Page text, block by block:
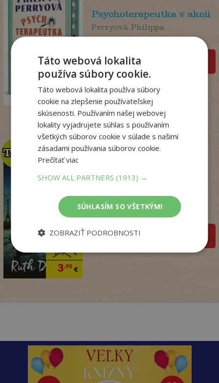
22,90€
18,09
Psychoterapeutka v akcii
Perryová Philippa
pridať do košíka
14 €
3,95€
TOP
TOP
Na sklade
pridať do košíka
Táto webová lokalita
používa súbory cookie.
Táto webová lokalita používa súbory
cookie na zlepšenie používateľskej
skúsenosti. Používaním našej webovej
lokality vyjadrujete súhlas s používaním
všetkých súborov cookie v súlade s našimi
zásadami používania súborov cookie.
Prečítať viac
SHOW ALL PARTNERS(1913) →
SÚHLASÍM SO VŠETKÝMI
ZOBRAZIŤ PODROBNOSTI